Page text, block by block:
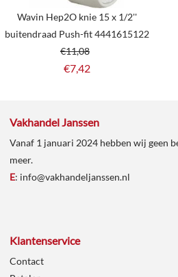
Wavin Hep2O knie 15 x 1/2''
buitendraad Push-fit 4441615122
€11,08
€7,42
Vakhandel Janssen
Vanaf 1 januari 2024 hebben wij geen
meer.
E: info@vakhandeljanssen.nl
Klantenservice
Contact